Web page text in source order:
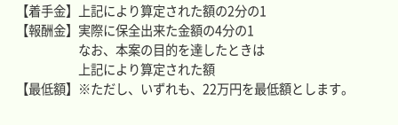
【着手金】上記により算定された額の2分の1
【報酬金】実際に保全出来た金額の4分の1
なお、本案の目的を達したときは
上記により算定された額
【最低額】※ただし、いずれも、22万円を最低額とします。